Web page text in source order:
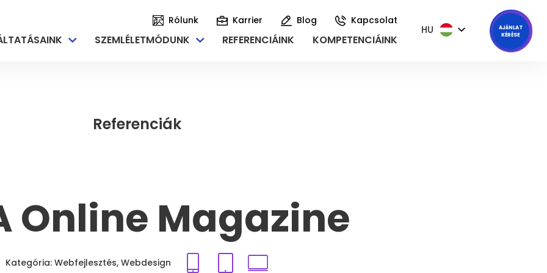
SZEMLÉLETMÓDUNK REFERENCIÁINK KOMPETENCIÁINK
Rólunk Karrier Blog Kapcsolat
HU
AJÁNLAT
KÉRÉSE
Referenciák
Online Magazine
Kategória: Webfejlesztés, Webdesign